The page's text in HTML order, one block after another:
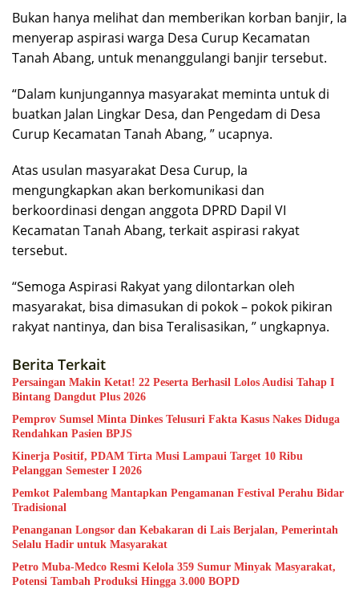
Bukan hanya melihat dan memberikan korban banjir, Ia
menyerap aspirasi warga Desa Curup Kecamatan
Tanah Abang, untuk menanggulangi banjir tersebut.
“Dalam kunjungannya masyarakat meminta untuk di
buatkan Jalan Lingkar Desa, dan Pengedam di Desa
Curup Kecamatan Tanah Abang, ” ucapnya.
Atas usulan masyarakat Desa Curup, Ia
mengungkapkan akan berkomunikasi dan
berkoordinasi dengan anggota DPRD Dapil VI
Kecamatan Tanah Abang, terkait aspirasi rakyat
tersebut.
“Semoga Aspirasi Rakyat yang dilontarkan oleh
masyarakat, bisa dimasukan di pokok – pokok pikiran
rakyat nantinya, dan bisa Teralisasikan, ” ungkapnya.
Berita Terkait
Persaingan Makin Ketat! 22 Peserta Berhasil Lolos Audisi Tahap I
Bintang Dangdut Plus 2026
Pemprov Sumsel Minta Dinkes Telusuri Fakta Kasus Nakes Diduga
Rendahkan Pasien BPJS
Kinerja Positif, PDAM Tirta Musi Lampaui Target 10 Ribu
Pelanggan Semester I 2026
Pemkot Palembang Mantapkan Pengamanan Festival Perahu Bidar
Tradisional
Penanganan Longsor dan Kebakaran di Lais Berjalan, Pemerintah
Selalu Hadir untuk Masyarakat
Petro Muba-Medco Resmi Kelola 359 Sumur Minyak Masyarakat,
Potensi Tambah Produksi Hingga 3.000 BOPD